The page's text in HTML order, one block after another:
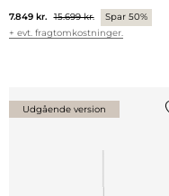
7.849 kr. 15.699 kr.
Spar 50%
+ evt. fragtomkostninger.
Udgående version